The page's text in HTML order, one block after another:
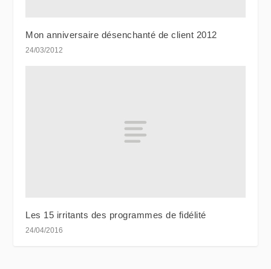
Mon anniversaire désenchanté de client 2012
24/03/2012
Les 15 irritants des programmes de fidélité
24/04/2016